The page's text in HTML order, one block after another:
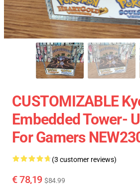
CUSTOMIZABLE
Embedded Tower-
For Gamers
(3 customer reviews)
€ 78,19 $84.99